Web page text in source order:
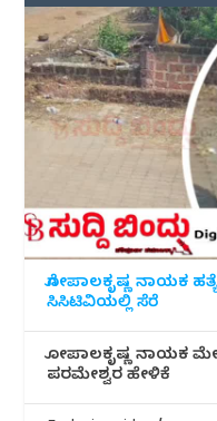
ಗೋಪಾಲಕೃಷ್ಣ ನಾಯಕ
ಸಿಸಿಟಿವಿಯಲ್ಲಿ ಸೆರೆ
ಗೋಪಾಲಕೃಷ್ಣ ನಾಯಕ
ಪರಮೇಶ್ವರ ಹೇಳಿಕೆ